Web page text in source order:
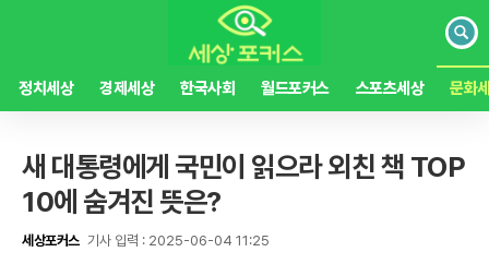
검
색
정치세상 경제세상 한국사회 월드포커스 스포츠세상 문화
새 대통령에게 국민이 읽으라 외친 책 TOP
10에 숨겨진 뜻은?
세상포커스 기사 입력 : 2025-06-04 11:25